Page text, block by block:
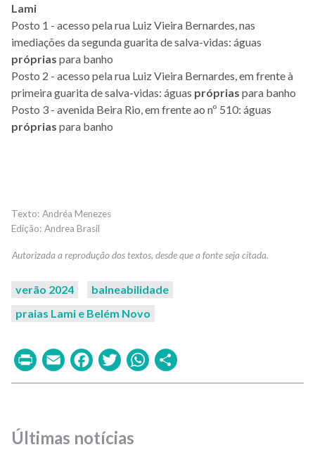
Lami
Posto 1 - acesso pela rua Luiz Vieira Bernardes, nas
imediações da segunda guarita de salva-vidas: águas
próprias para banho
Posto 2 - acesso pela rua Luiz Vieira Bernardes, em frente à
primeira guarita de salva-vidas: águas próprias para banho
Posto 3 - avenida Beira Rio, em frente ao nº 510: águas
próprias para banho
Andréa Menezes
Andrea Brasil
verão 2024
balneabilidade
praias Lami e Belém Novo
PrintEmailFacebook
TwitterWhatsApp
Últimas notícias